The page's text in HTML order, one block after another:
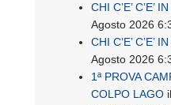
CHI C’E’ C’E’
Agosto 2026
CHI C’E’ C’E’
Agosto 2026
1ª PROVA
COLPO LAGO